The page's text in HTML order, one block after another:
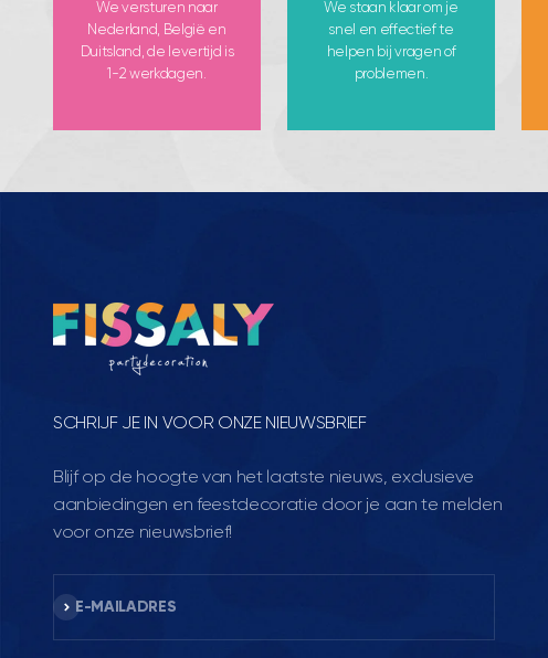
We versturen naar
Nederland, België en
Duitsland, de levertijd is
1-2 werkdagen.
We staan klaar om je
snel en effectief te
helpen bij vragen of
problemen.
SCHRIJF JE IN VOOR ONZE NIEUWSBRIEF
Blijf op de hoogte van het laatste nieuws, exclusieve
aanbiedingen en feestdecoratie door je aan te melden
voor onze nieuwsbrief!
E-MAILADRES
Abonneren